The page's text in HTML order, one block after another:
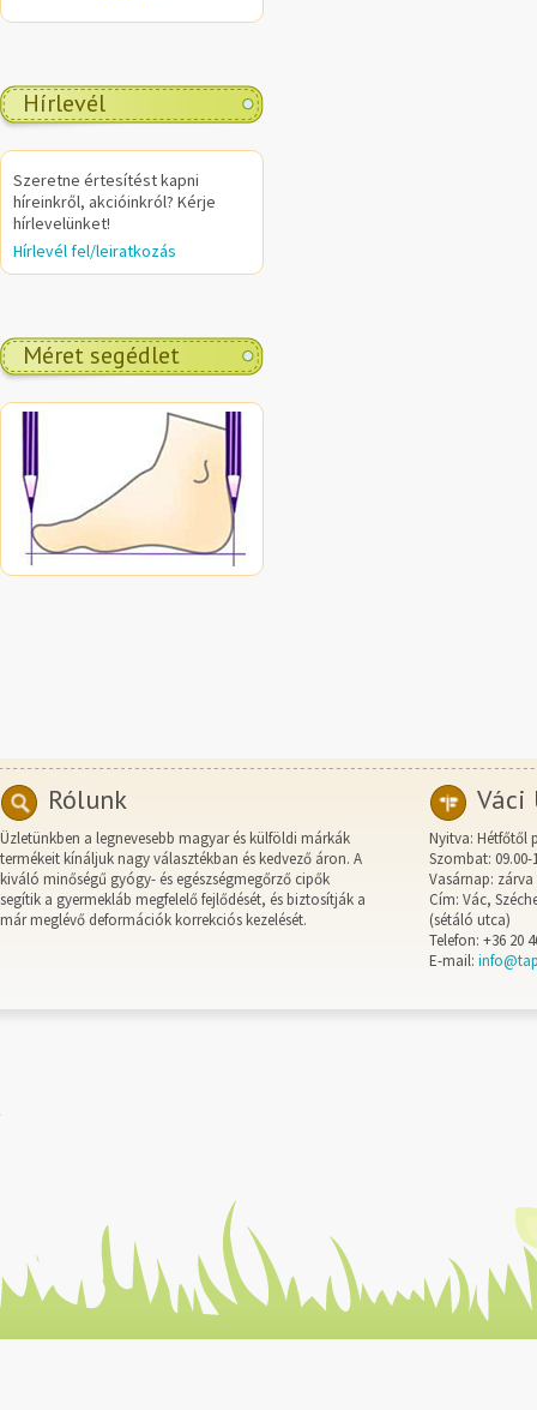
Hírlevél
Szeretne értesítést kapni
híreinkről, akcióinkról? Kérje
hírlevelünket!
Hírlevél fel/leiratkozás
Méret segédlet
Rólunk
Üzletünkben a legnevesebb magyar és külföldi márkák
termékeit kínáljuk nagy választékban és kedvező áron. A
kiváló minőségű gyógy- és egészségmegőrző cipők
segítik a gyermekláb megfelelő fejlődését, és biztosítják a
már meglévő deformációk korrekciós kezelését.
Váci
Nyitva: Hétfőtől
Szombat: 09.00-
Vasárnap: zárva
Cím: Vác,
(sétáló utca)
Telefon: +36 20
E-mail: